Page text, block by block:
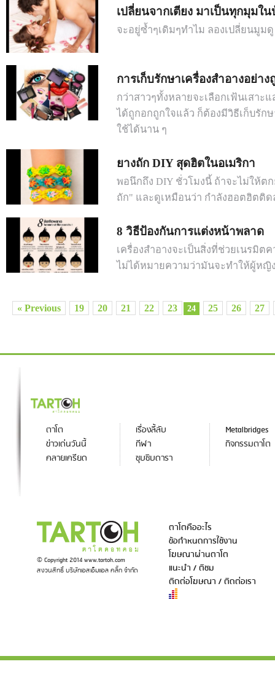
เปลี่ยนจากเตียง มาเป็นทุกมุมใ
จะอยู่ซ้ำๆเดิมๆทำไม ลองเปลี่ยนมูม
การเก็บรักษาเครื่องสำอางอย่าง
กว่าสาวๆทั้งหลายจะเลือกเฟ้นเสาะแ
ได้ถูกอกถูกใจแล้ว ก็ต้องมีวิธีเก็บรัก
ใช้ได้นาน ๆ
ยางถัก DIY สุดฮิตในอเมริกา
พอนึกถึง DIY ชั่วโมงนี้ ถ้าจะไม่ให้ต
ถัก" และดูเหมือนว่า กำลังฮอตฮิตติ
8 วิธีป้องกันการแต่งหน้าพลาด
เครื่องสำอางจะเป็นสิ่งที่ช่วยเนรมิ
ไม่ได้หมายความว่ามันจะทำให้ผู้หญิ
« Previous 19 20 21 22 23 24 25 26 27
ตาโต
ข่าวเด่นวันนี้
คลายเครียด
เรื่องลี้ลับ
กีฬา
ซุบซิบดารา
Metalbridges
กิจกรรมตาโต
© Copyright 2014 www.tartoh.com
สงวนสิทธิ์ บริษัทเอสเอ็มแอล คลิ๊ก จำกัด
ตาโตคืออะไร
ข้อกำหนดการใช้งาน
โฆษณาผ่านตาโต
แนะนำ / ติชม
ติดต่อโฆษณา / ติดต่อเรา